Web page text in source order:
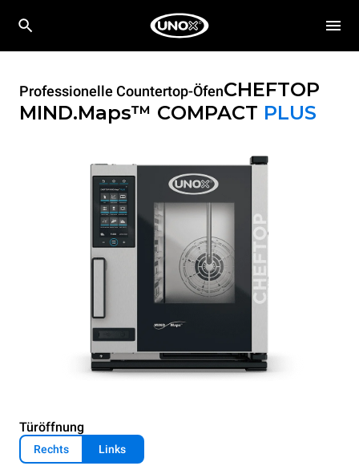
Professionelle Countertop-ÖfenCHEFTOP
MIND.Maps™ COMPACT PLUS
Türöffnung
Rechts Links